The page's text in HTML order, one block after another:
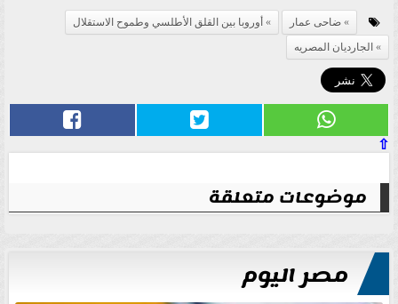
ضاحى عمار
أوروبا بين القلق الأطلسي وطموح الاستقلال
الجارديان المصريه
⇧
موضوعات متعلقة
مصر اليوم